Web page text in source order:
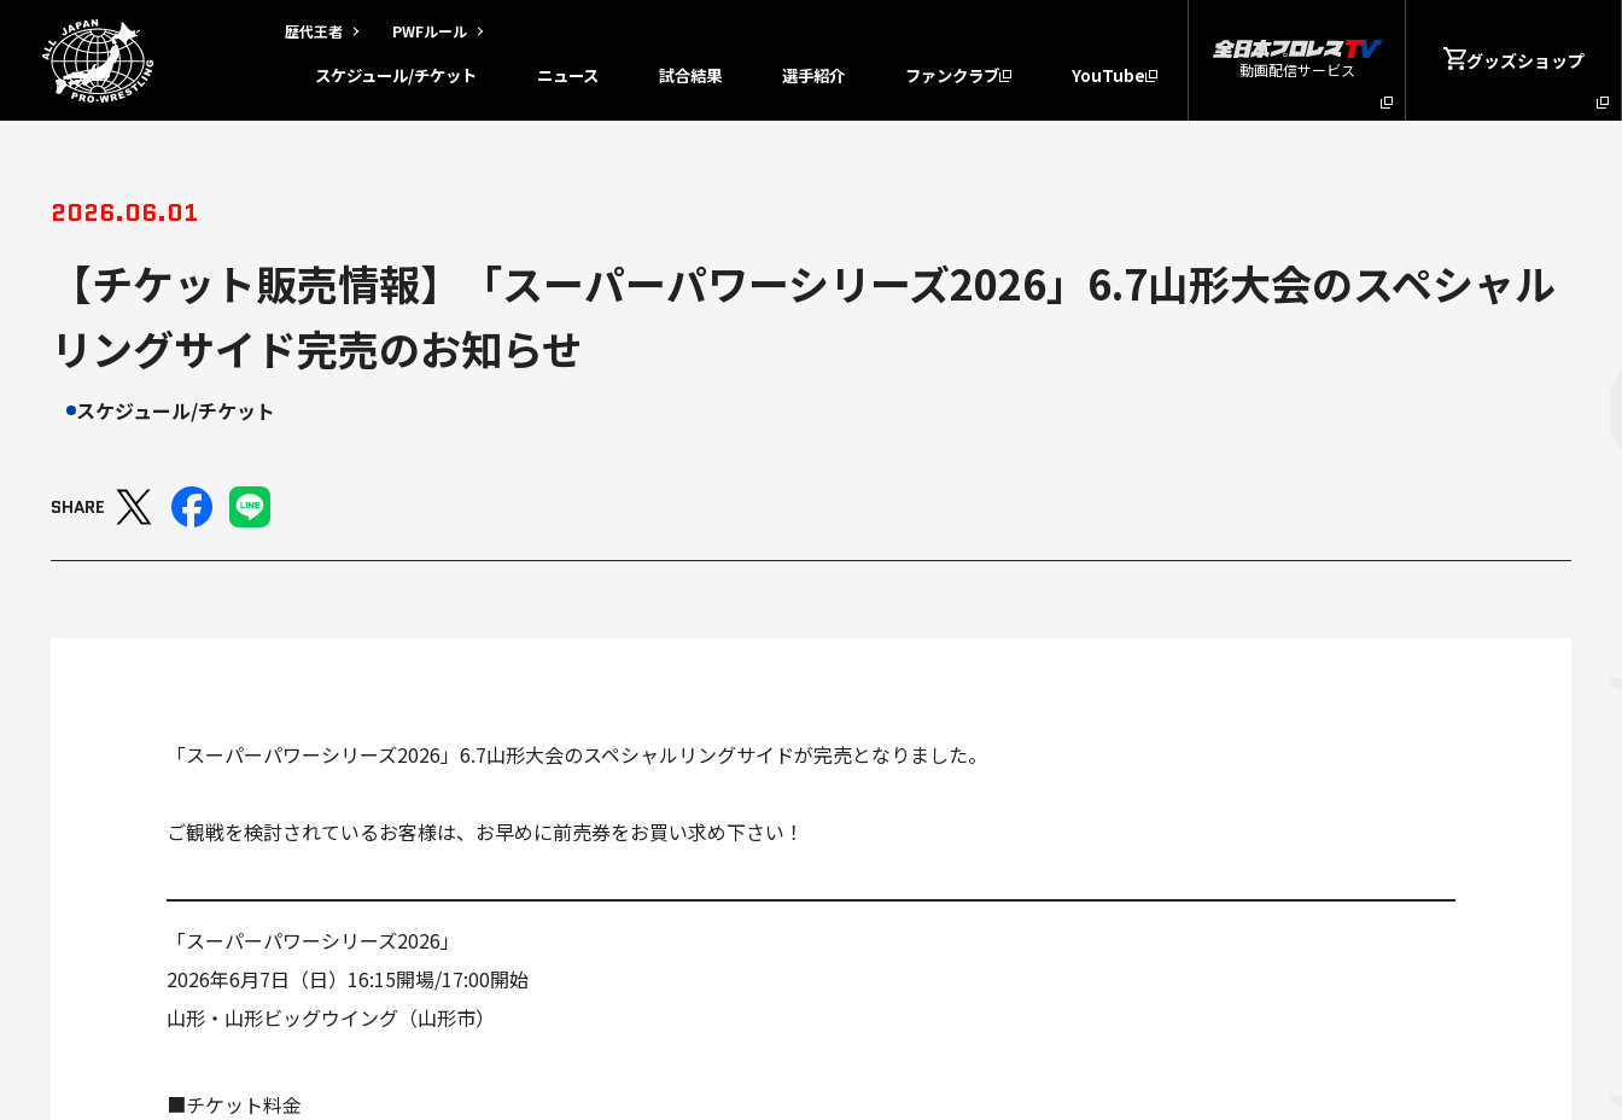
歴代王者 PWFルール
スケジュール/チケット ニュース 試合結果 選手紹介 ファンクラブ YouTube 動画配信サービス グッズショップ
2026.06.01
【チケット販売情報】「スーパーパワーシリーズ2026」6.7山形大会のスペシャル
リングサイド完売のお知らせ
スケジュール/チケット
SHARE
「スーパーパワーシリーズ2026」6.7山形大会のスペシャルリングサイドが完売となりました。
ご観戦を検討されているお客様は、お早めに前売券をお買い求め下さい！
「スーパーパワーシリーズ2026」
2026年6月7日（日）16:15開場/17:00開始
山形・山形ビッグウイング（山形市）
■チケット料金